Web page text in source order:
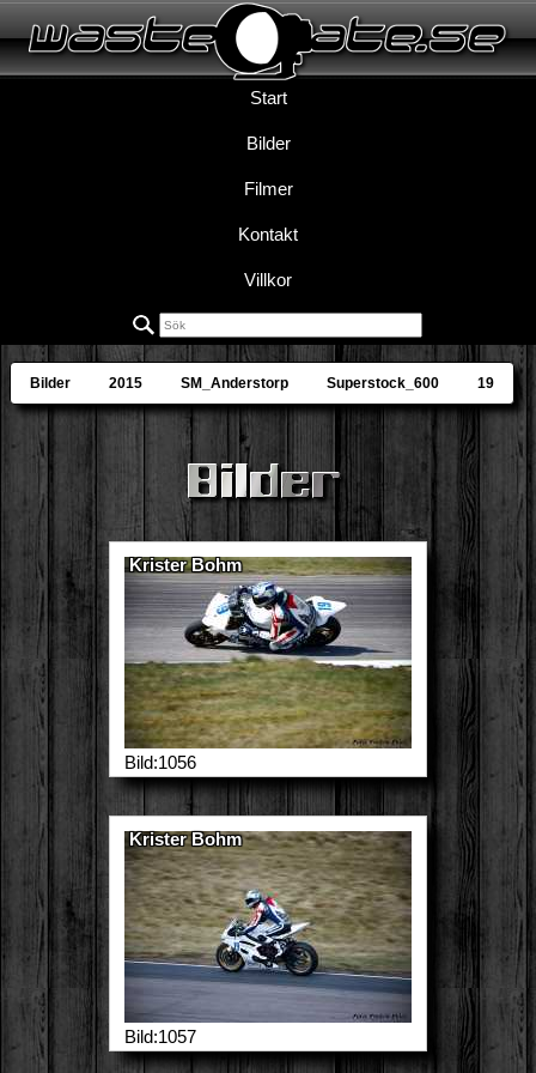
Start
Bilder
Filmer
Kontakt
Villkor
Bilder 2015 SM_Anderstorp Superstock_600 19
Krister Bohm
Bild:1056
Krister Bohm
Bild:1057